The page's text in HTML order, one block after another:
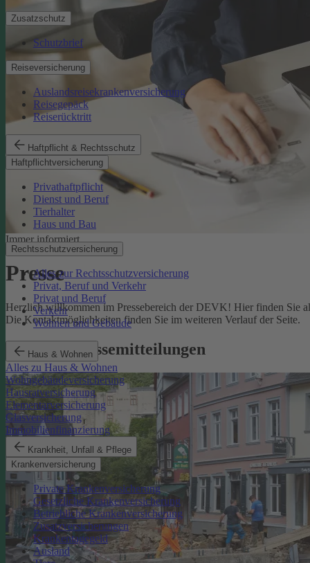
Zusatzschutz
Schutzbrief
Reiseversicherung
Auslandsreisekrankenversicherung
Reisegepäck
Reiserücktritt
Haftpflicht & Rechtsschutz
Haftpflichtversicherung
Privathaftpflicht
Dienst und Beruf
Tierhalter
Haus und Bau
Rechtsschutzversicherung
Alles zur Rechtsschutzversicherung
Privat, Beruf und Verkehr
Privat und Beruf
Verkehr
Wohnen und Gebäude
Haus & Wohnen
Alles zu Haus & Wohnen
Wohngebäudeversicherung
Hausratversicherung
Elementarversicherung
Glasversicherung
Immobilienfinanzierung
Krankheit, Unfall & Pflege
Krankenversicherung
Private Krankenversicherung
Gesetzliche Krankenversicherung
Betriebliche Krankenversicherung
Zusatzversicherungen
Krankentagegeld
Ausland
Immer informiert
Presse
Herzlich willkommen im Pressebereich der DEVK! Hier finden Sie
Die Kontaktmöglichkeiten finden Sie im weiteren Verlauf der Seite.
Aktuelle Pressemitteilungen